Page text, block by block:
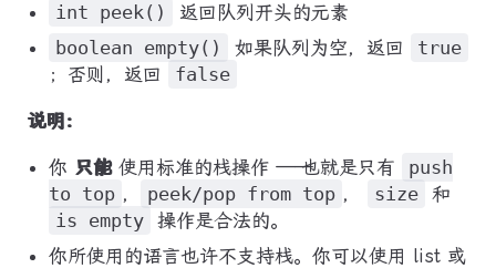
int peek()
返回队列开头的元素
boolean empty()
如果队列为空，返回
true
；否则，返回
false
说明：
你 只能使用标准的栈操作 —— 也就是只有
push
to top ， peek/pop from top ， size 和
is empty 操作是合法的。
你所使用的语言也许不支持栈。你可以使用 list 或